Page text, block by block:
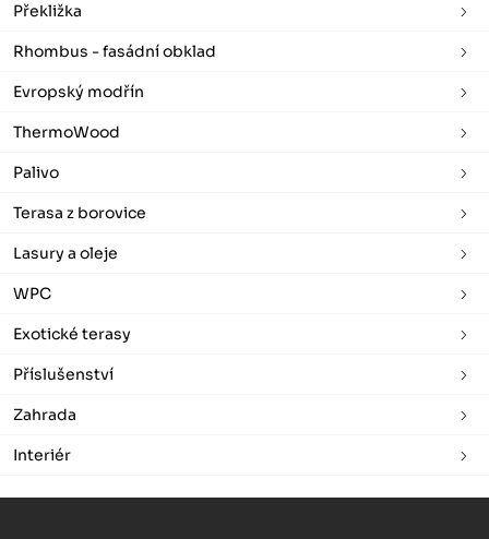
Překližka
Rhombus - fasádní obklad
Evropský modřín
ThermoWood
Palivo
Terasa z borovice
Lasury a oleje
WPC
Exotické terasy
Příslušenství
Zahrada
Interiér